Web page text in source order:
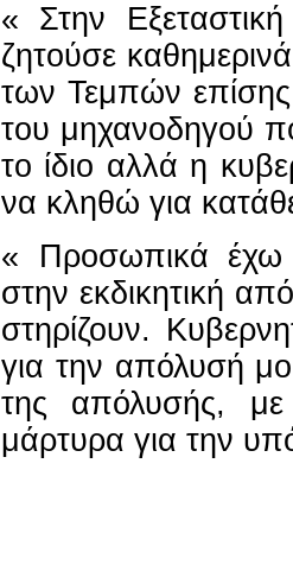
« Στην
ζητούσε
των Τεμπών
του μηχανοδηγού
το ίδιο αλλά η
να κληθώ για
« Προσωπικά έχω
στην εκδικητική
στηρίζουν.
για την απόλυσή
της απόλυσής, με
μάρτυρα για την